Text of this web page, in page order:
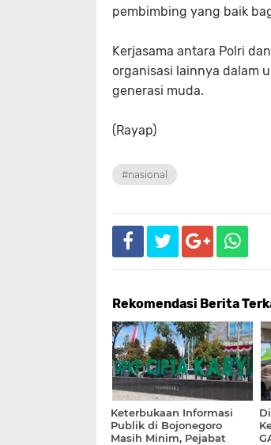
pembimbing yang baik
Kerjasama antara Polri
organisasi lainnya dalam
generasi muda.
(Rayap)
#nasional
Rekomendasi Berita
Keterbukaan Informasi
Publik di Bojonegoro
Masih Minim, Pejabat